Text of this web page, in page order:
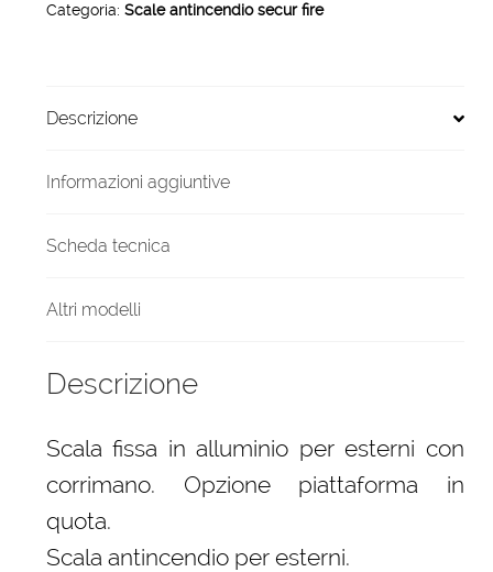
h
60°
Categoria: Scale antincendio secur fire
Descrizione
Informazioni aggiuntive
Scheda tecnica
Altri modelli
Descrizione
Scala fissa in alluminio per esterni con
corrimano. Opzione piattaforma in
quota.
Scala antincendio per esterni.